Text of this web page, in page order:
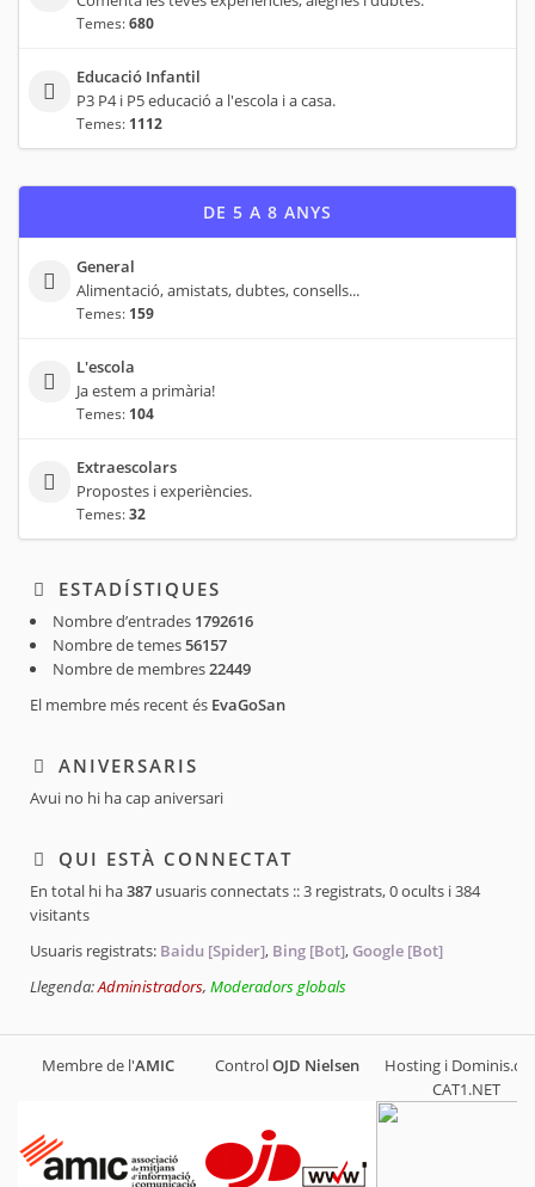
Temes:680
Educació Infantil
P3 P4 i P5 educació a l'escola i a casa.
Temes: 1112
DE 5 A 8 ANYS
General
Alimentació, amistats, dubtes, consells...
Temes: 159
L'escola
Ja estem a primària!
Temes: 104
Extraescolars
Propostes i experiències.
Temes:32
ESTADÍSTIQUES
Nombre d’entrades 1792616
Nombre de temes56157
Nombre de membres22449
El membre més recent és EvaGoSan
ANIVERSARIS
Avui no hi ha cap aniversari
QUI ESTÀ CONNECTAT
En total hi ha387 usuaris connectats :: 3 registrats, 0 ocults i 384
visitants
Usuaris registrats: Baidu [Spider], Bing [Bot],Google [Bot]
Llegenda:Administradors, Moderadors globals
Membre de l'AMIC ControlOJD Nielsen
Hosting i
CAT1.NET